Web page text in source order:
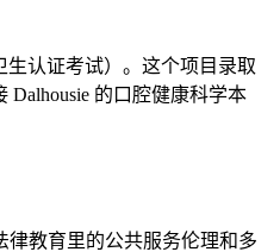
生认证考试）。这个项目录取
的口腔健康科学本
律教育里的公共服务伦理和多